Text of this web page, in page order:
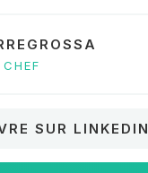
SUR LINKEDIN